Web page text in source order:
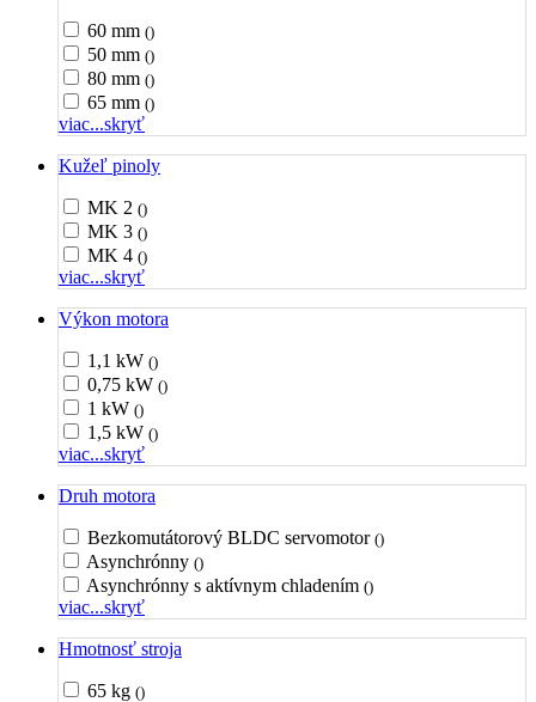
60 mm ()
50 mm ()
80 mm ()
65 mm ()
viac...skryť
Kužeľ pinoly
MK 2 ()
MK 3 ()
MK 4 ()
viac...skryť
Výkon motora
1,1 kW ()
0,75 kW ()
1 kW ()
1,5 kW ()
viac...skryť
Druh motora
Bezkomutátorový BLDC servomotor ()
Asynchrónny ()
Asynchrónny s aktívnym chladením ()
viac...skryť
Hmotnosť stroja
65 kg ()